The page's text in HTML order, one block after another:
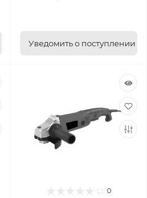
Уведомить о поступлении
0